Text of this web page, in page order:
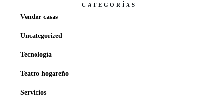
CATEGORÍAS
Vender casas
Uncategorized
Tecnología
Teatro hogareño
Servicios